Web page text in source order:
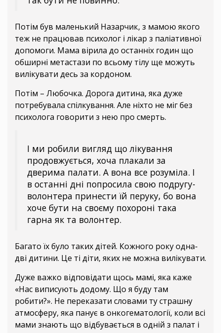
Потім був маленький Назарчик, з мамою якого
теж не працював психолог і лікар з паліативної
допомоги. Мама вірила до останніх годин що
обширні метастази по всьому тілу ще можуть
вилікувати десь за кордоном.
Потім – Любочка. Дорога дитина, яка дуже
потребувала спілкування. Але ніхто не міг без
психолога говорити з нею про смерть.
І ми робили вигляд що лікування
продовжується, хоча плакали за
дверима палати. А вона все розуміла. І
в останні дні попросила свою подругу-
волонтера принести їй перуку, бо вона
хоче бути на своєму похороні така
гарна як та волонтер.
Багато їх було таких дітей. Кожного року одна-
дві дитини. Це ті діти, яких не можна вилікувати.
Дуже важко відповідати щось мамі, яка каже
«Нас виписують додому. Що я буду там
робити?». Не переказати словами ту страшну
атмосферу, яка панує в онкогематології, коли всі
мами знають що відбувається в одній з палат і